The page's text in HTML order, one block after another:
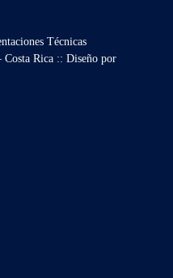
Técnicas
Costa Rica :: Diseño por